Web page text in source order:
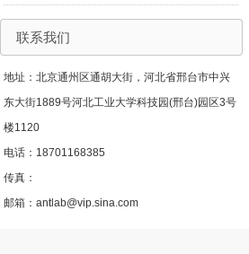
联系我们
地址：北京通州区通胡大街，河北省邢台市中兴
东大街1889号河北工业大学科技园(邢台)园区3号
楼1120
电话：18701168385
传真：
邮箱：antlab@vip.sina.com